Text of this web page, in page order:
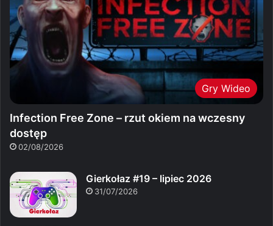
Gry Wideo
Infection Free Zone – rzut okiem na wczesny
dostęp
02/08/2026
Gierkołaz #19 – lipiec 2026
31/07/2026